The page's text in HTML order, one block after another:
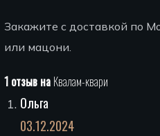
Закажите с доставкой по
или мацони.
1 отзыв на Квалам-квари
Ольга
03.12.2024